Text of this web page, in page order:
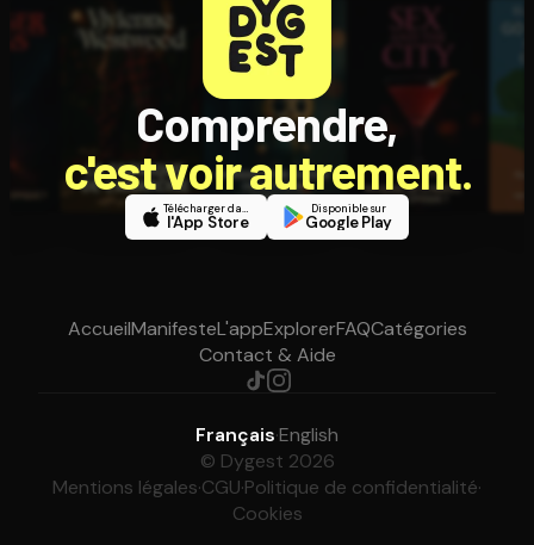
Comprendre,
c'est voir autrement.
Télécharger dans
l'App Store
Disponible sur
Google Play
AccueilManifesteL'appExplorerFAQCatégories
Contact & Aide
Français·English
© Dygest 2026
Mentions légales·CGU·Politique de confidentialité·
Cookies